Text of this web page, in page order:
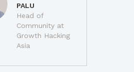
PALU
Head of
Community at
Growth Hacking
Asia